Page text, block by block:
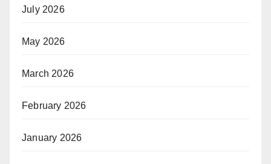
July 2026
May 2026
March 2026
February 2026
January 2026